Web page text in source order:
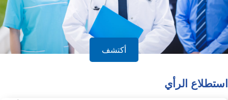
أكتشف
استطلاع الرأي